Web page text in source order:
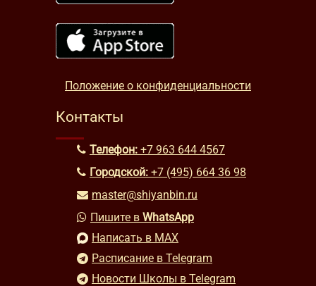
Положение о конфиденциальности
Контакты
Телефон: +7 963 644 4567
Городской: +7 (495) 664 36 98
master@shiyanbin.ru
Пишите в WhatsApp
Написать в MAX
Расписание в Telegram
Новости Школы в Telegram